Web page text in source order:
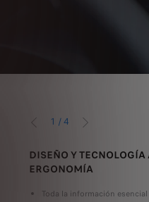
1 /4
DISEÑO Y
ERGONOMÍA
Toda la información